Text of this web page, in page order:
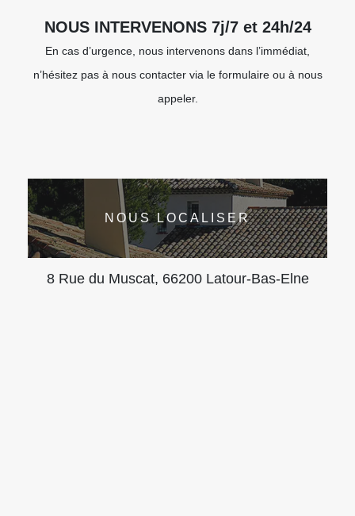
NOUS INTERVENONS 7j/7 et 24h/24
En cas d’urgence, nous intervenons dans l’immédiat,
n’hésitez pas à nous contacter via le formulaire ou à nous
appeler.
NOUS LOCALISER
8 Rue du Muscat, 66200 Latour-Bas-Elne